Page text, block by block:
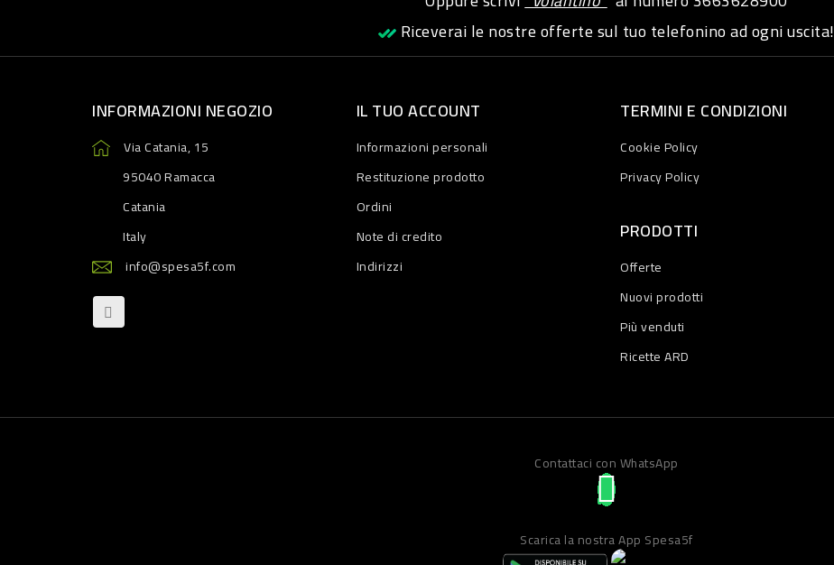
Riceverai le nostre offerte sul tuo telefonino ad ogni uscita!
INFORMAZIONI NEGOZIO
Via Catania, 15
95040 Ramacca
Catania
Italy
info@spesa5f.com
IL TUO ACCOUNT
Informazioni personali
Restituzione prodotto
Ordini
Note di credito
Indirizzi
TERMINI E CONDIZIONI
Cookie Policy
Privacy Policy
PRODOTTI
Offerte
Nuovi prodotti
Più venduti
Ricette ARD
Contattaci con WhatsApp
Scarica la nostra App Spesa5f